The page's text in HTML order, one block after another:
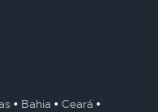
Bahia
Ceará